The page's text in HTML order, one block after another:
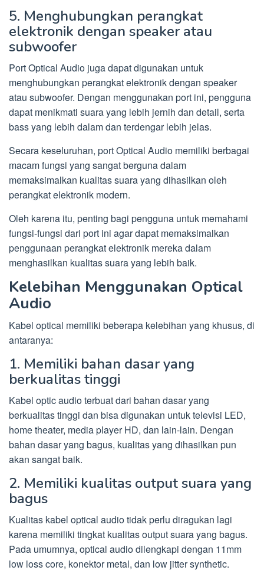
5. Menghubungkan perangkat
elektronik dengan speaker atau
subwoofer
Port Optical Audio juga dapat digunakan untuk
menghubungkan perangkat elektronik dengan speaker
atau subwoofer. Dengan menggunakan port ini, pengguna
dapat menikmati suara yang lebih jernih dan detail, serta
bass yang lebih dalam dan terdengar lebih jelas.
Secara keseluruhan, port Optical Audio memiliki berbagai
macam fungsi yang sangat berguna dalam
memaksimalkan kualitas suara yang dihasilkan oleh
perangkat elektronik modern.
Oleh karena itu, penting bagi pengguna untuk memahami
fungsi-fungsi dari port ini agar dapat memaksimalkan
penggunaan perangkat elektronik mereka dalam
menghasilkan kualitas suara yang lebih baik.
Kelebihan Menggunakan Optical
Audio
Kabel optical memiliki beberapa kelebihan yang khusus, di
antaranya:
1. Memiliki bahan dasar yang
berkualitas tinggi
Kabel optic audio terbuat dari bahan dasar yang
berkualitas tinggi dan bisa digunakan untuk televisi LED,
home theater, media player HD, dan lain-lain. Dengan
bahan dasar yang bagus, kualitas yang dihasilkan pun
akan sangat baik.
2. Memiliki kualitas output suara yang
bagus
Kualitas kabel optical audio tidak perlu diragukan lagi
karena memiliki tingkat kualitas output suara yang bagus.
Pada umumnya, optical audio dilengkapi dengan 11mm
low loss core, konektor metal, dan low jitter synthetic.